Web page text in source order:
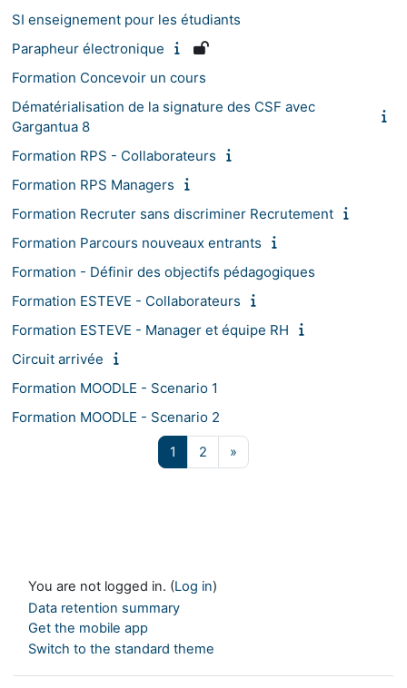
SI enseignement pour les étudiants
Parapheur électronique
Formation Concevoir un cours
Dématérialisation de la signature des CSF avec
Gargantua 8
Formation RPS - Collaborateurs
Formation RPS Managers
Formation Recruter sans discriminer Recrutement
Formation Parcours nouveaux entrants
Formation - Définir des objectifs pédagogiques
Formation ESTEVE - Collaborateurs
Formation ESTEVE - Manager et équipe RH
Circuit arrivée
Formation MOODLE - Scenario 1
Formation MOODLE - Scenario 2
1 Page 1
2 Page 2
»
You are not logged in. (Log in)
Data retention summary
Get the mobile app
Switch to the standard theme